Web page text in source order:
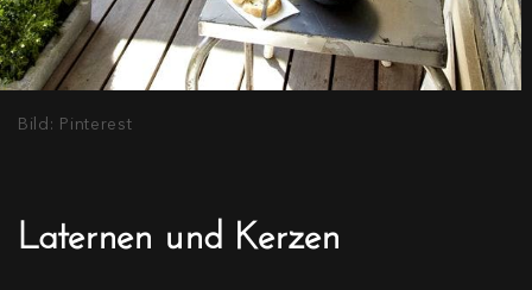
Bild: Pinterest
Laternen und Kerzen